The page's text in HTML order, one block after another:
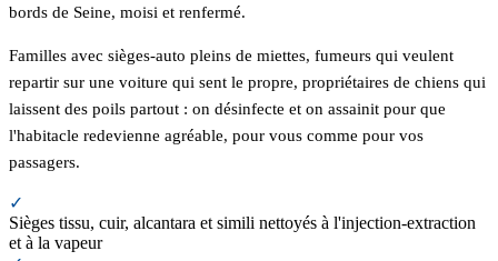
bords de Seine, moisi et renfermé.
Familles avec sièges-auto pleins de miettes, fumeurs qui veulent
repartir sur une voiture qui sent le propre, propriétaires de chiens qui
laissent des poils partout : on désinfecte et on assainit pour que
l'habitacle redevienne agréable, pour vous comme pour vos
passagers.
✓
Sièges tissu, cuir, alcantara et simili nettoyés à l'injection-extraction
et à la vapeur